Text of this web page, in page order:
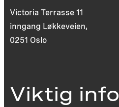
Victoria Terrasse 11
inngang Løkkeveien,
0251 Oslo
Viktig info